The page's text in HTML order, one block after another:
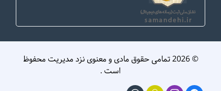
© 2026 تمامی حقوق مادی و معنوی نزد مدیریت محفوظ
است .